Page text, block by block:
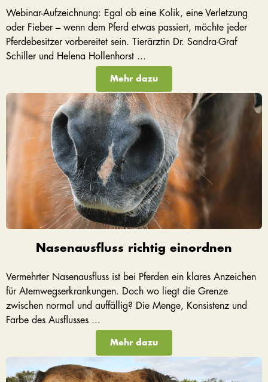
Webinar-Aufzeichnung: Egal ob eine Kolik, eine Verletzung
oder Fieber – wenn dem Pferd etwas passiert, möchte jeder
Pferdebesitzer vorbereitet sein. Tierärztin Dr. Sandra-Graf
Schiller und Helena Hollenhorst ...
Mehr dazu
Nasenausfluss richtig einordnen
Vermehrter Nasenausfluss ist bei Pferden ein klares Anzeichen
für Atemwegserkrankungen. Doch wo liegt die Grenze
zwischen normal und auffällig? Die Menge, Konsistenz und
Farbe des Ausflusses ...
Mehr dazu